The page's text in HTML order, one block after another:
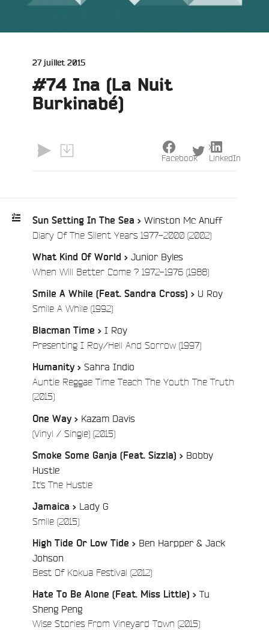
Publié
27 juillet 2015
#74 Ina (La Nuit
Burkinabé)
:
Sun Setting In The Sea > Winston Mc Anuff
Diary Of The Silent Years 1977-2000 (2002)/
What Kind Of World > Junior Byles
When Will Better Come ? 1972-1976 (1988)/
Smile A While (Feat. Sandra Cross) > U Roy
Smile A While (1992)/
Blacman Time > I Roy
Presenting I Roy/Hell And Sorrow (1997)/
Humanity > Sahra Indio
Auntie Reggae Time Teach The Youth The Truth
(2015)/
One Way > Kazam Davis
(Vinyl / Single) (2015)/
Smoke Some Ganja (Feat. Sizzla) > Bobby
Hustle
It's The Hustle/
Jamaica > Lady G
Smile (2015)/
High Tide Or Low Tide > Ben Harpper & Jack
Johson
Best Of Kokua Festival (2012)/
Hate To Be Alone (Feat. Miss Little) > Tu
Sheng Peng
Wise Stories From Vineyard Town (2015)/
Facebook
X
LinkedIn